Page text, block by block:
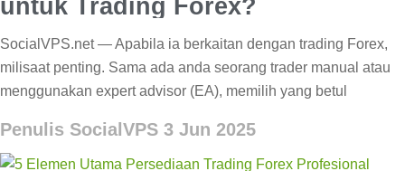
untuk Trading Forex?
SocialVPS.net — Apabila ia berkaitan dengan trading Forex,
milisaat penting. Sama ada anda seorang trader manual atau
menggunakan expert advisor (EA), memilih yang betul
Penulis SocialVPS 3 Jun 2025